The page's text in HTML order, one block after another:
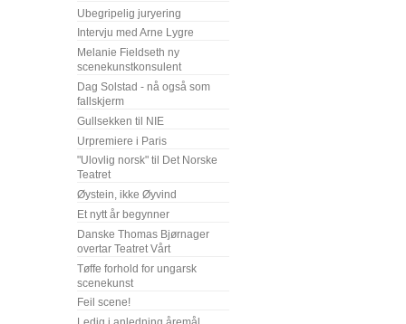
Ubegripelig juryering
Intervju med Arne Lygre
Melanie Fieldseth ny
scenekunstkonsulent
Dag Solstad - nå også som
fallskjerm
Gullsekken til NIE
Urpremiere i Paris
"Ulovlig norsk" til Det Norske
Teatret
Øystein, ikke Øyvind
Et nytt år begynner
Danske Thomas Bjørnager
overtar Teatret Vårt
Tøffe forhold for ungarsk
scenekunst
Feil scene!